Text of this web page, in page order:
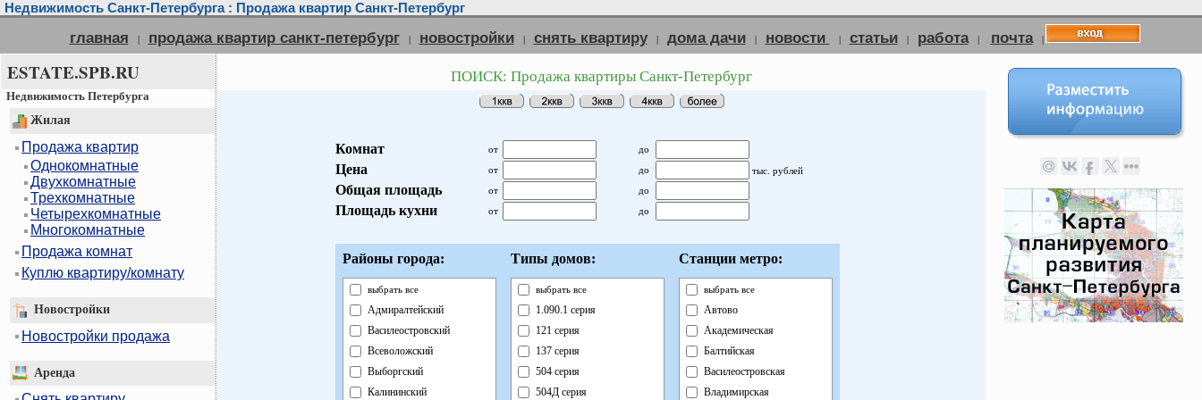
Недвижимость Санкт-Петербурга : Продажа квартир Санкт-Петербург
главная | продажа квартир санкт-петербург | новостройки | снять квартиру | дома дачи | новости | статьи | работа | почта |
ESTATE.SPB.RU
Недвижимость Петербурга
Жилая
Продажа квартир
Однокомнатные
Двухкомнатные
Трехкомнатные
Четырехкомнатные
Многокомнатные
Продажа комнат
Куплю квартиру/комнату
Новостройки
Новостройки продажа
Аренда
ПОИСК: Продажа квартиры Санкт-Петербург
Комнат от до
Цена от до тыс. рублей
Общая площадь от до
Площадь кухни от до
Районы города:
выбрать все
Адмиралтейский
Василеостровский
Всеволожский
Выборгский
Калининский
Типы домов:
выбрать все
1.090.1 серия
121 серия
137 серия
504 серия
504Д серия
Станции метро:
выбрать все
Автово
Академическая
Балтийская
Василеостровская
Владимирская